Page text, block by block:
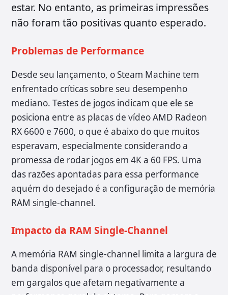
estar. No entanto, as primeiras impressões
não foram tão positivas quanto esperado.
Problemas de Performance
Desde seu lançamento, o Steam Machine tem
enfrentado críticas sobre seu desempenho
mediano. Testes de jogos indicam que ele se
posiciona entre as placas de vídeo AMD Radeon
RX 6600 e 7600, o que é abaixo do que muitos
esperavam, especialmente considerando a
promessa de rodar jogos em 4K a 60 FPS. Uma
das razões apontadas para essa performance
aquém do desejado é a configuração de memória
RAM single-channel.
Impacto da RAM Single-Channel
A memória RAM single-channel limita a largura de
banda disponível para o processador, resultando
em gargalos que afetam negativamente a